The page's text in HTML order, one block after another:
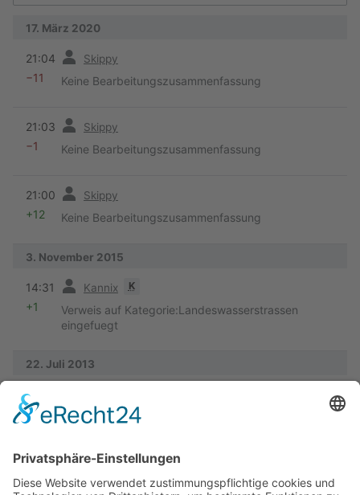
17. März 2020
21:04 Skippy
−11 Keine Bearbeitungszusammenfassung
21:03 Skippy
−1 Keine Bearbeitungszusammenfassung
21:00 Skippy
+12 Keine Bearbeitungszusammenfassung
3. November 2015
14:31 Kannix K
+1
Verweis auf Kategorie:Landeswasserstrassen
eingefuegt
22. Juli 2013
Vorherige
10:55
+1 Keine Bearbeitungszusammenfassung
Vorherige
10:54 Kannix
+36 Ruhr hinzu